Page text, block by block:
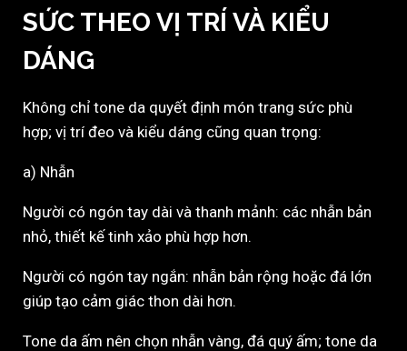
SỨC THEO VỊ TRÍ VÀ KIỂU
DÁNG
Không chỉ tone da quyết định món trang sức phù
hợp; vị trí đeo và kiểu dáng cũng quan trọng:
a) Nhẫn
Người có ngón tay dài và thanh mảnh: các nhẫn bản
nhỏ, thiết kế tinh xảo phù hợp hơn.
Người có ngón tay ngắn: nhẫn bản rộng hoặc đá lớn
giúp tạo cảm giác thon dài hơn.
Tone da ấm nên chọn nhẫn vàng, đá quý ấm; tone da